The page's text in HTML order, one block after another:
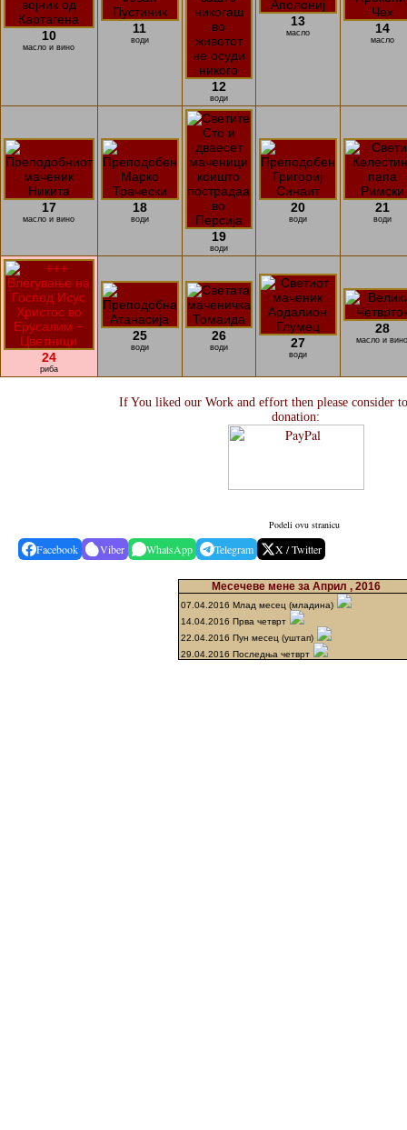
10
масло и вино
11
води
12
води
13
масло 14
масло
17
масло и вино
18
води
19
води
20
води
21
води
24
риба
25
води
26
води 27
води
28
масло и
If You liked our Work and effort then please consider
donation:
Podeli ovu stranicu
Facebook Viber WhatsApp Telegram X / Twitter
Месечеве мене за Април , 2016
07.04.2016 Млад месец (младина)
14.04.2016 Прва четврт
22.04.2016 Пун месец (уштап)
29.04.2016 Последња четврт